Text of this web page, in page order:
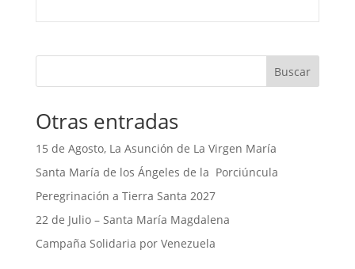
Buscar
Otras entradas
15 de Agosto, La Asunción de La Virgen María
Santa María de los Ángeles de la Porciúncula
Peregrinación a Tierra Santa 2027
22 de Julio – Santa María Magdalena
Campaña Solidaria por Venezuela